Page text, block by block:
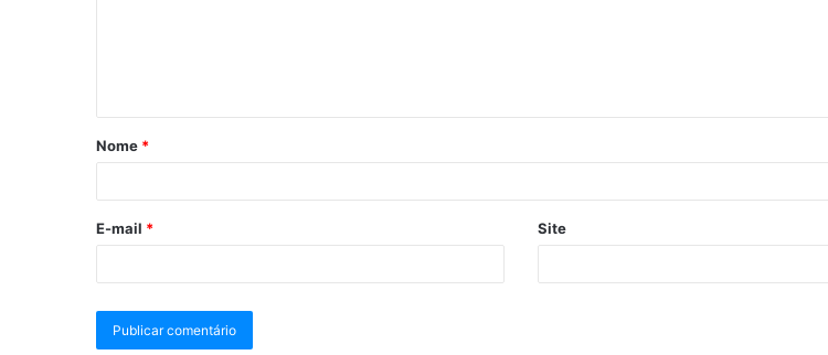
Nome *
E-mail * Site